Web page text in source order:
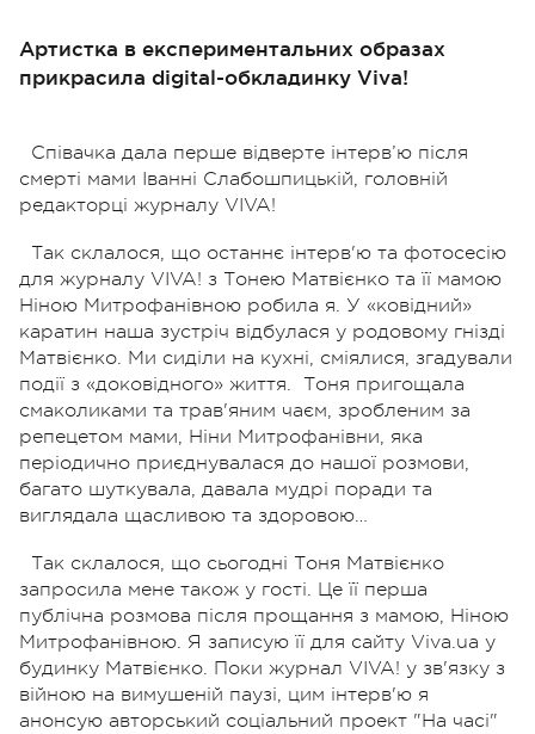
Артистка в експериментальних образах
прикрасила digital-обкладинку Viva!
Співачка дала перше відверте інтерв’ю після
смерті мами Іванні Слабошпицькій, головній
редакторці журналу VIVA!
Так склалося, що останнє інтерв'ю та фотосесію
для журналу VIVA! з Тонею Матвієнко та її мамою
Ніною Митрофанівною робила я. У «ковідний»
каратин наша зустріч відбулася у родовому гнізді
Матвієнко. Ми сиділи на кухні, сміялися, згадували
події з «доковідного» життя.
Тоня пригощала
смаколиками та трав'яним чаєм, зробленим за
репецетом мами, Ніни Митрофанівни, яка
періодично приєднувалася до нашої розмови,
багато шуткувала, давала мудрі поради та
виглядала щасливою та здоровою…
Так склалося, що сьогодні Тоня Матвієнко
запросила мене також у гості. Це її перша
публічна розмова після прощання з мамою, Ніною
Митрофанівною. Я записую її для сайту Viva.ua у
будинку Матвієнко. Поки журнал VIVA! у зв'язку з
війною на вимушеній паузі, цим інтерв'ю я
анонсую авторський соціальний проект "На часі"